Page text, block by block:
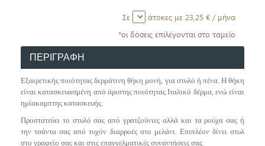
Σε άτοκες με 23,25 € / μήνα
*οι δόσεις επιλέγονται στο ταμείο
ΠΕΡΙΓΡΑΦΗ
Εξαιρετικής ποιότητας δερμάτινη θήκη μονή, για στυλό ή πένα. Η θήκη
είναι κατασκευασμένη από άριστης ποιότητας Ιταλικό δέρμα, ενώ είναι
ημίακαμπτης κατασκευής.
Προστατεύει το στυλό σας από γρατζούνιες αλλά και τα ρούχα σας ή
την τσάντα σας από τυχόν διαρροές στο μελάνι. Επιπλέον δίνει στυλ
στο γραφείο σας και στις επαγγελματικές συναντήσεις σας.